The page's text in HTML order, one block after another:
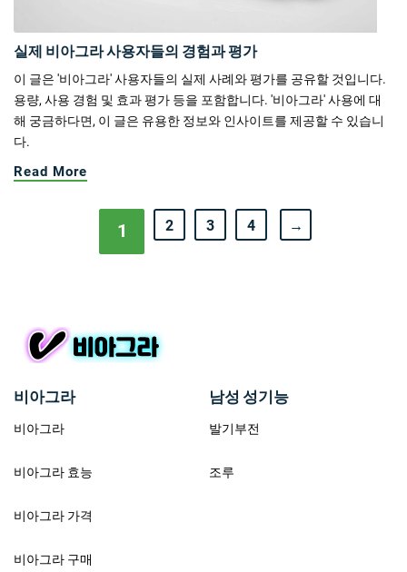
실제 비아그라 사용자들의 경험과 평가
이 글은 '비아그라' 사용자들의 실제 사례와 평가를 공유할 것입니다.
용량, 사용 경험 및 효과 평가 등을 포함합니다. '비아그라' 사용에 대
해 궁금하다면, 이 글은 유용한 정보와 인사이트를 제공할 수 있습니
다.
Read More
1 2 3 4 →
비아그라
비아그라
비아그라 효능
비아그라 가격
비아그라 구매
남성 성기능
발기부전
조루